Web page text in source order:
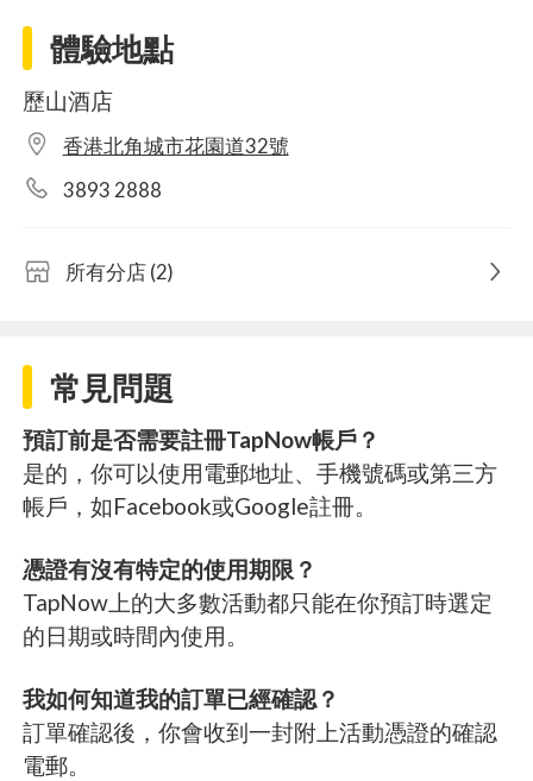
體驗地點
歷山酒店
香港北角城市花園道32號
3893 2888
所有分店 (2)
常見問題
預訂前是否需要註冊TapNow帳戶？
是的，你可以使用電郵地址、手機號碼或第三方
帳戶，如Facebook或Google註冊。
憑證有沒有特定的使用期限？
TapNow上的大多數活動都只能在你預訂時選定
的日期或時間內使用。
我如何知道我的訂單已經確認？
訂單確認後，你會收到一封附上活動憑證的確認
電郵。